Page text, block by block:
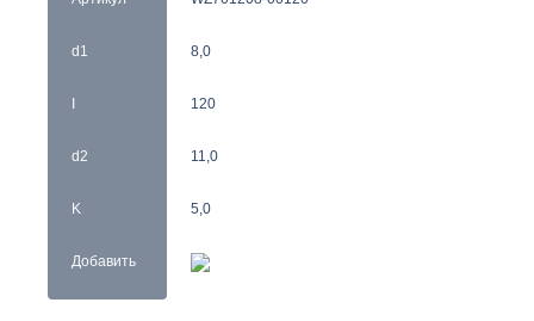
d1
I
d2
K
Добавить
8,0
120
11,0
5,0